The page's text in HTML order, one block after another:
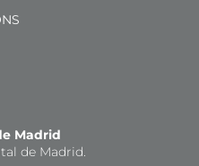
Madrid
de Madrid.